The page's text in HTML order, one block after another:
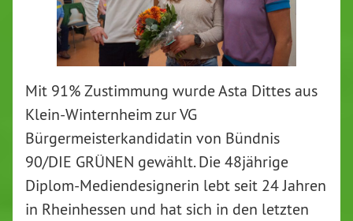
Mit 91% Zustimmung wurde Asta Dittes aus
Klein-Winternheim zur VG
Bürgermeisterkandidatin von Bündnis
90/DIE GRÜNEN gewählt. Die 48jährige
Diplom-Mediendesignerin lebt seit 24 Jahren
in Rheinhessen und hat sich in den letzten